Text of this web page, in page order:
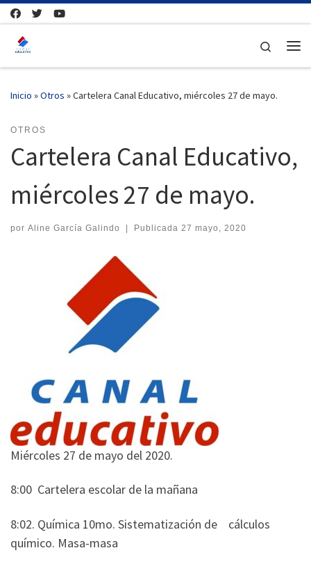
Saltar al contenido
Search
Inicio »Otros »Cartelera Canal Educativo, miércoles 27 de mayo.
OTROS
Cartelera Canal Educativo,
miércoles 27 de mayo.
por Aline García Galindo | Publicada 27 mayo, 2020
Miércoles 27 de mayo del 2020.
8:00 Cartelera escolar de la mañana
8:02. Química 10mo. Sistematización de cálculos
químico. Masa-masa